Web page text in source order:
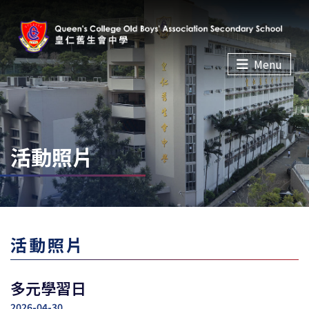
Menu
活動照片
活動照片
多元學習日